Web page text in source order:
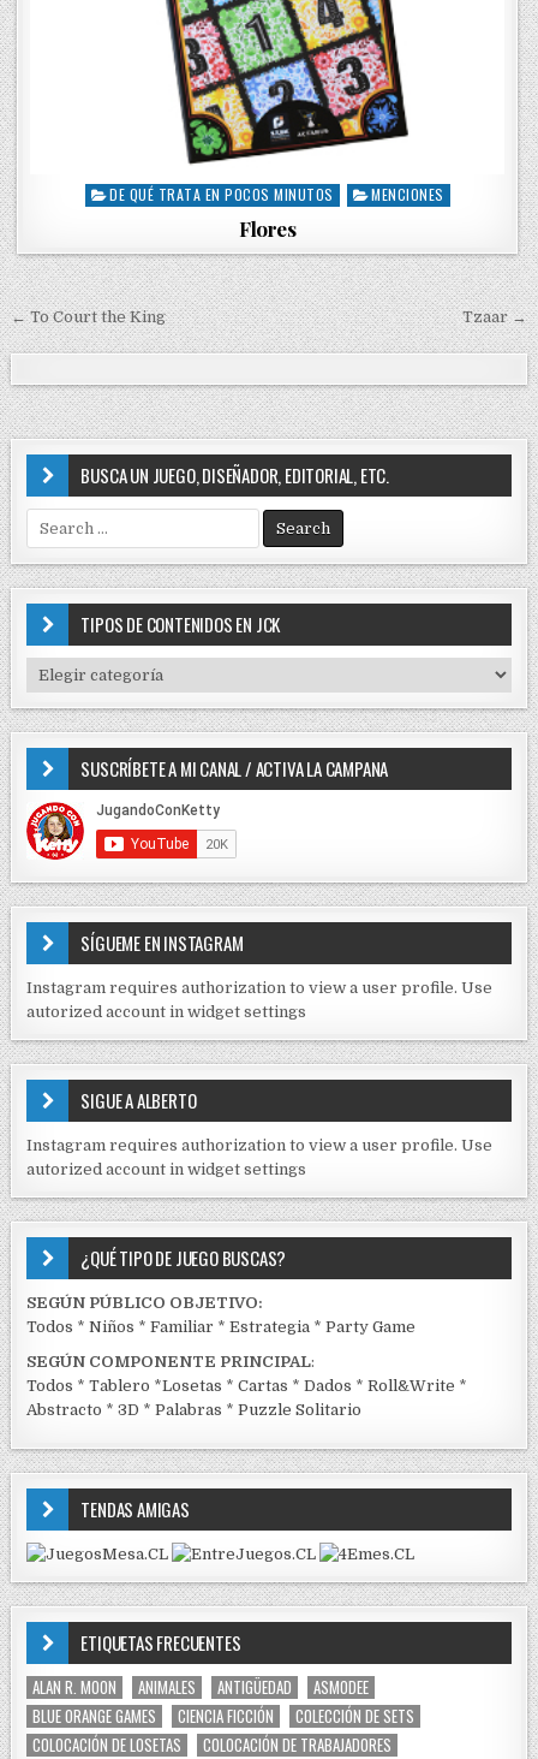
P
t
e
d
i
DE QUÉ TRATA EN POCOS MINUTOS MENCIONES
Flores
N
a
v
e
a
c
i
ó
n
e
e
n
r
a
d
← To Court the King Tzaar →
BUSCA UN JUEGO, DISEÑADOR, EDITORIAL, ETC.
e
a
r
r
:
TIPOS DE CONTENIDOS EN JCK
I
P
D
E
C
N
T
I
D
S
E
J
C
K
SUSCRÍBETE A MI CANAL / ACTIVA LA CAMPANA
SÍGUEME EN INSTAGRAM
Instagram requires authorization to view a user profile. Use
autorized account in widget settings
SIGUE A ALBERTO
Instagram requires authorization to view a user profile. Use
autorized account in widget settings
¿QUÉ TIPO DE JUEGO BUSCAS?
SEGÚN PÚBLICO OBJETIVO:
Todos *Niños *Familiar *Estrategia *Party Game
SEGÚN COMPONENTE PRINCIPAL:
Todos *Tablero *Losetas *Cartas *Dados *Roll&Write *
Abstracto *3D *Palabras *Puzzle Solitario
TENDAS AMIGAS
ETIQUETAS FRECUENTES
ALAN R. MOON ANIMALES ANTIGÜEDAD
ASMODEE
BLUE ORANGE GAMES
CIENCIA FICCIÓN
COLECCIÓN DE SETS
COLOCACIÓN DE LOSETAS
COLOCACIÓN DE TRABAJADORES